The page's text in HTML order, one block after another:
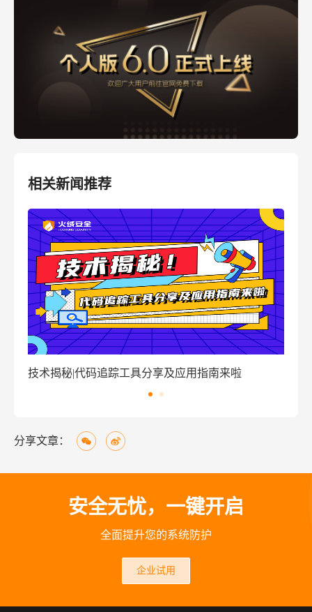
相关新闻推荐
揭秘|代码追踪工具分享及应用指南来啦
分享文章：
安全无忧，一键开启
全面提升您的系统防护
企业试用